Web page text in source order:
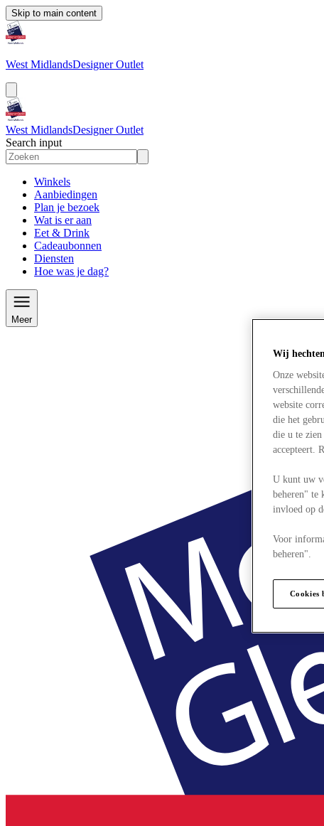
Skip to main content
West MidlandsDesigner Outlet
West MidlandsDesigner Outlet
Search input
Winkels
Aanbiedingen
Plan je bezoek
Wat is er aan
Eet & Drink
Cadeaubonnen
Diensten
Hoe was je dag?
Meer
Wij
Onze
website
die het
die u te
accepteert.
U kunt uw
beheren" te
invloed op
Voor
beheren".
Cookies